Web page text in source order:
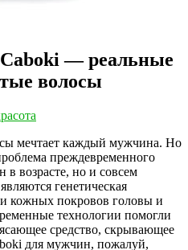
Caboki — реальные
волосы
мечтает каждый мужчина. Но
преждевременного
в возрасте, но и совсем
генетическая
кожных покровов головы и
технологии помогли
средство, скрывающее
для мужчин, пожалуй,